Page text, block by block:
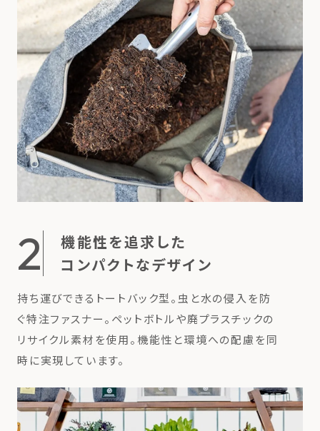
2
機能性を追求した
コンパクトなデザイン
持ち運びできるトートバック型。虫と水の侵入を防
ぐ特注ファスナー。ペットボトルや廃プラスチックの
リサイクル素材を使用。機能性と環境への配慮を同
時に実現しています。